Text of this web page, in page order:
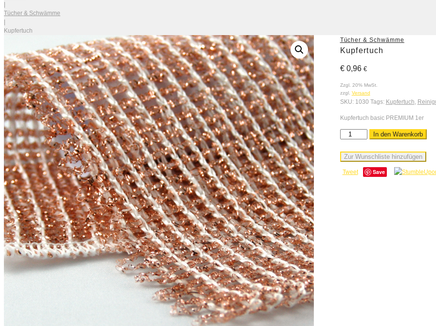
|
Tücher & Schwämme
|
Kupfertuch
Tücher & Schwämme
Kupfertuch
€0,96 €
Zzgl. 20% MwSt.
zzgl. Versand
SKU: 1030 Tags: Kupfertuch
Kupfertuch basic PREMIUM 1er
In den Warenkorb
Zur Wunschliste hinzufügen
Tweet Save